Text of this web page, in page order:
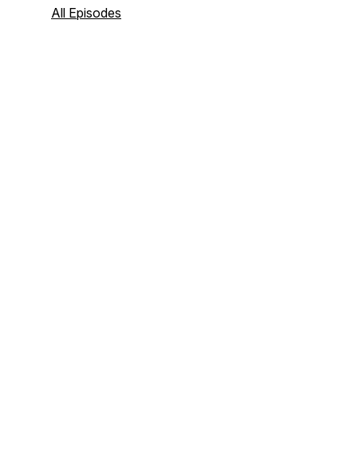
All Episodes